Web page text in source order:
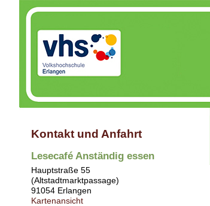
Kontakt und Anfahrt
Lesecafé Anständig essen
Hauptstraße 55
(Altstadtmarktpassage)
91054 Erlangen
Kartenansicht